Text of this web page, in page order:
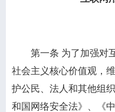
第一条 为了加强对
社会主义核心价值观，
护公民、法人和其他组
和国网络安全法》、《